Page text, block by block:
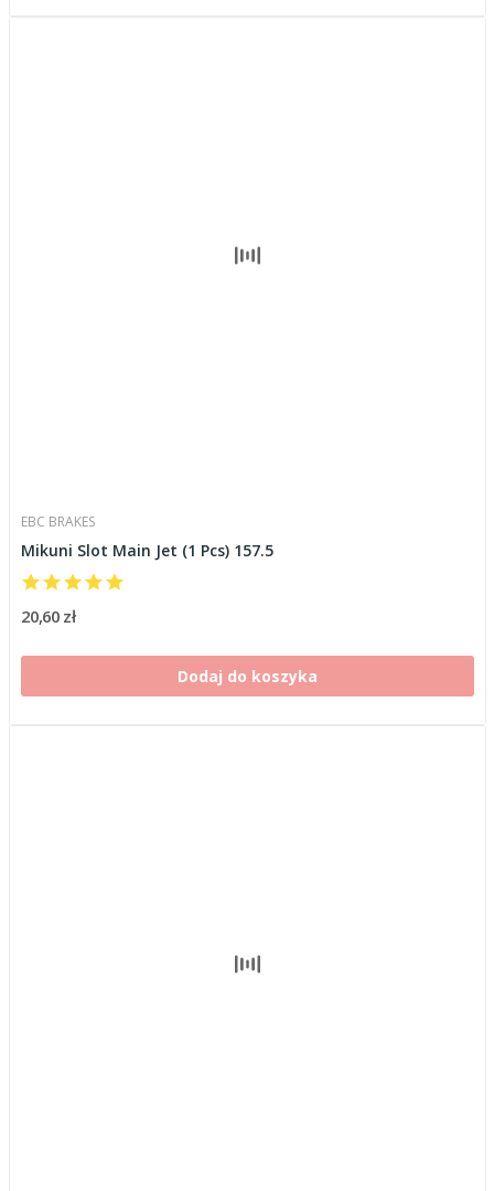
EBC BRAKES
Mikuni Slot Main Jet (1 Pcs) 157.5
20,60 zł
Dodaj do koszyka